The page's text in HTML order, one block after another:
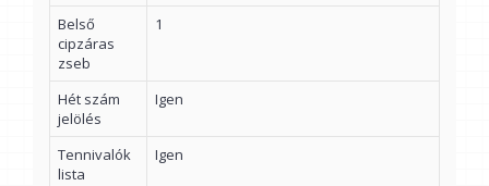
Belső
cipzáras
zseb
1
Hét szám
jelölés
Igen
Tennivalók
lista
Igen